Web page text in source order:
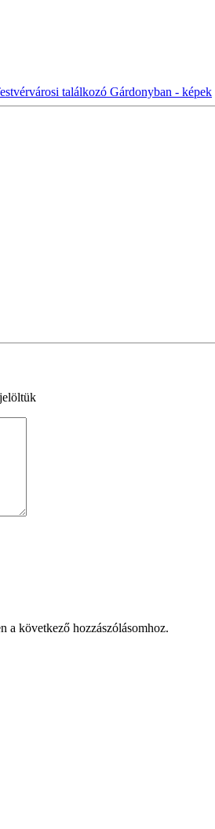
találkozó Gárdonyban - képek
a következő hozzászólásomhoz.